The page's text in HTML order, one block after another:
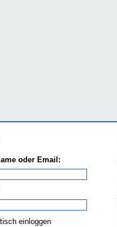
oder Email:
einloggen